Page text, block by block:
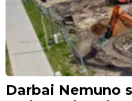
Darbai Nemuno